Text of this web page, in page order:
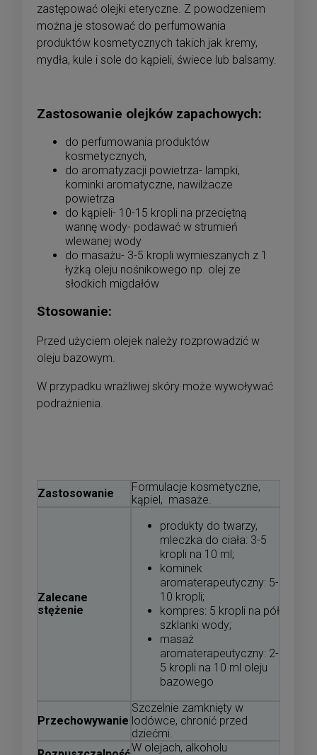
zastępować olejki eteryczne. Z powodzeniem
można je stosować do perfumowania
produktów kosmetycznych takich jak kremy,
mydła, kule i sole do kąpieli, świece lub balsamy.
Zastosowanie olejków zapachowych:
do perfumowania produktów
kosmetycznych,
do aromatyzacji powietrza- lampki,
kominki aromatyczne, nawilżacze
powietrza
do kąpieli- 10-15 kropli na przeciętną
wannę wody- podawać w strumień
wlewanej wody
do masażu- 3-5 kropli wymieszanych z 1
łyżką oleju nośnikowego np. olej ze
słodkich migdałów
Stosowanie:
Przed użyciem olejek należy rozprowadzić w
oleju bazowym.
W przypadku wrażliwej skóry może wywoływać
podrażnienia.
Zastosowanie
Formulacje kosmetyczne,
kąpiel, masaże.
Zalecane
stężenie
produkty do twarzy,
mleczka do ciała: 3-5
kropli na 10 ml;
kominek
aromaterapeutyczny: 5-
10 kropli;
kompres: 5 kropli na pół
szklanki wody;
masaż
aromaterapeutyczny: 2-
5 kropli na 10 ml oleju
bazowego
Przechowywanie
Szczelnie zamknięty w
lodówce, chronić przed
dziećmi.
W olejach, alkoholu